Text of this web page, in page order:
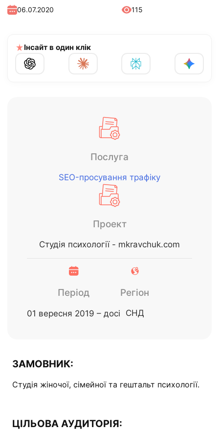
115
06.07.2020
Інсайт в один клік
Послуга
SEO-просування трафіку
Проект
Студія психології - mkravchuk.com
Період
01 вересня 2019 – досі
Регіон
СНД
ЗАМОВНИК:
Студія жіночої, сімейної та гештальт психології.
ЦІЛЬОВА АУДИТОРІЯ: